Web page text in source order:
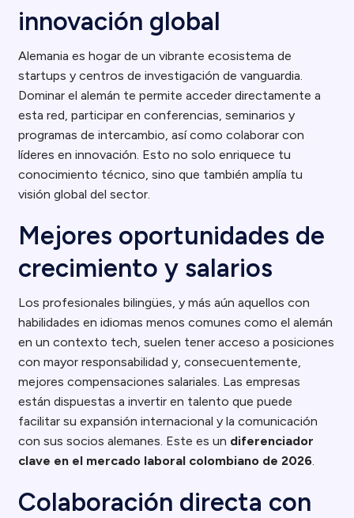
innovación global
Alemania es hogar de un vibrante ecosistema de
startups y centros de investigación de vanguardia.
Dominar el alemán te permite acceder directamente a
esta red, participar en conferencias, seminarios y
programas de intercambio, así como colaborar con
líderes en innovación. Esto no solo enriquece tu
conocimiento técnico, sino que también amplía tu
visión global del sector.
Mejores oportunidades de
crecimiento y salarios
Los profesionales bilingües, y más aún aquellos con
habilidades en idiomas menos comunes como el alemán
en un contexto tech, suelen tener acceso a posiciones
con mayor responsabilidad y, consecuentemente,
mejores compensaciones salariales. Las empresas
están dispuestas a invertir en talento que puede
facilitar su expansión internacional y la comunicación
con sus socios alemanes. Este es un diferenciador
clave en el mercado laboral colombiano de 2026.
Colaboración directa con